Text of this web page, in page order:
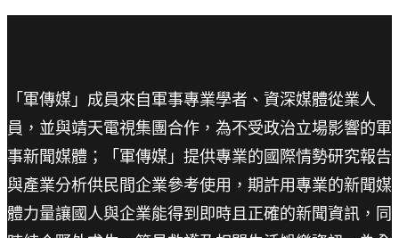
「軍傳媒」成員來自軍事專業學者、資深媒體從業人
員，並與靖天電視集團合作，為不受政治立場影響的軍
事新聞媒體；「軍傳媒」提供專業的國際情勢研究報告
與產業分析供民間企業參考使用，期許用專業的新聞媒
體力量讓國人與企業能得到即時且正確的新聞資訊，同